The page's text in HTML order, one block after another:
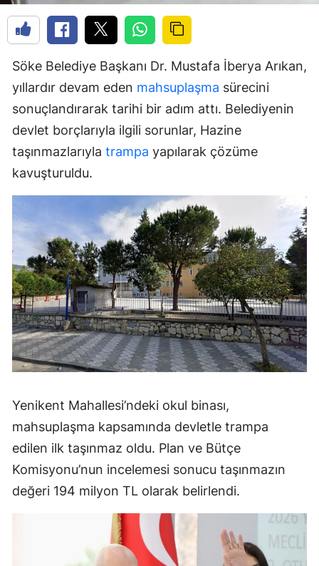
Söke Belediye Başkanı Dr. Mustafa İberya Arıkan,
yıllardır devam eden mahsuplaşma sürecini
sonuçlandırarak tarihi bir adım attı. Belediyenin
devlet borçlarıyla ilgili sorunlar, Hazine
taşınmazlarıyla trampa yapılarak çözüme
kavuşturuldu.
Yenikent Mahallesi’ndeki okul binası,
mahsuplaşma kapsamında devletle trampa
edilen ilk taşınmaz oldu. Plan ve Bütçe
Komisyonu’nun incelemesi sonucu taşınmazın
değeri 194 milyon TL olarak belirlendi.